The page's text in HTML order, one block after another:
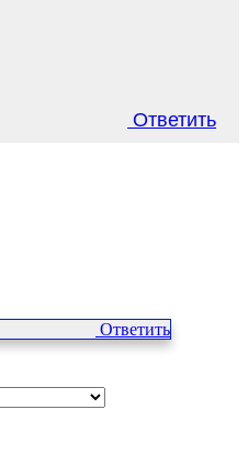
Ответить
Ответить